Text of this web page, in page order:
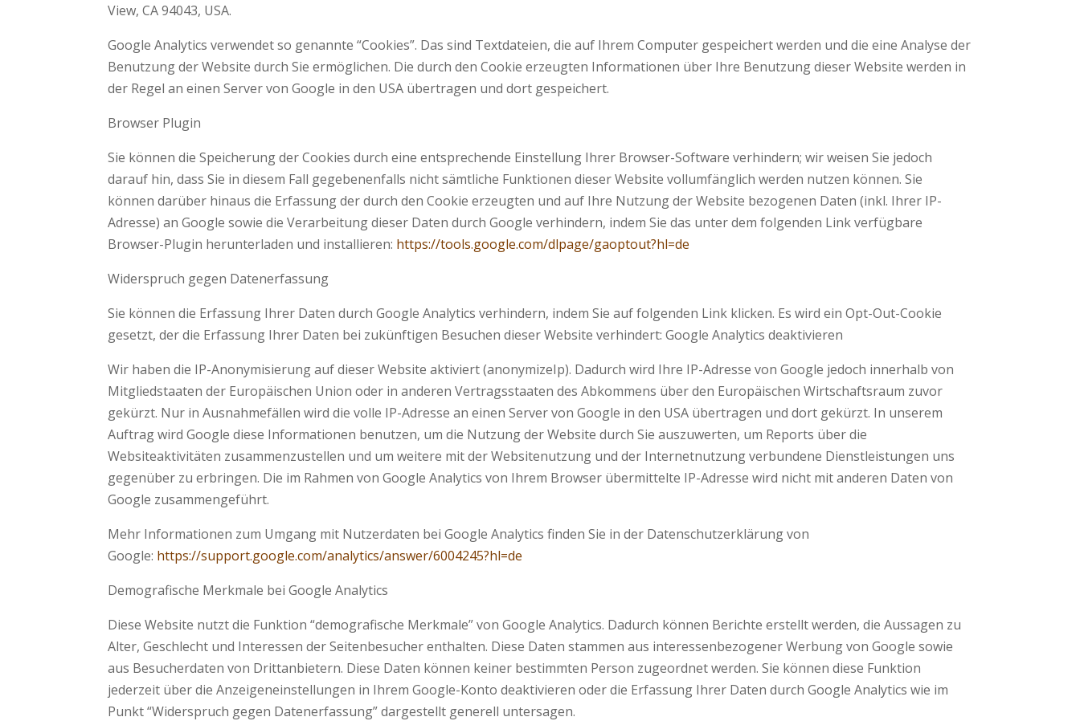
View, CA 94043, USA.
Google Analytics verwendet so genannte “Cookies”. Das sind Textdateien, die auf Ihrem Computer gespeichert werden und die eine Analyse der
Benutzung der Website durch Sie ermöglichen. Die durch den Cookie erzeugten Informationen über Ihre Benutzung dieser Website werden in
der Regel an einen Server von Google in den USA übertragen und dort gespeichert.
Browser Plugin
Sie können die Speicherung der Cookies durch eine entsprechende Einstellung Ihrer Browser-Software verhindern; wir weisen Sie jedoch
darauf hin, dass Sie in diesem Fall gegebenenfalls nicht sämtliche Funktionen dieser Website vollumfänglich werden nutzen können. Sie
können darüber hinaus die Erfassung der durch den Cookie erzeugten und auf Ihre Nutzung der Website bezogenen Daten (inkl. Ihrer IP-
Adresse) an Google sowie die Verarbeitung dieser Daten durch Google verhindern, indem Sie das unter dem folgenden Link verfügbare
Browser-Plugin herunterladen und installieren: https://tools.google.com/dlpage/gaoptout?hl=de
Widerspruch gegen Datenerfassung
Sie können die Erfassung Ihrer Daten durch Google Analytics verhindern, indem Sie auf folgenden Link klicken. Es wird ein Opt-Out-Cookie
gesetzt, der die Erfassung Ihrer Daten bei zukünftigen Besuchen dieser Website verhindert: Google Analytics deaktivieren
Wir haben die IP-Anonymisierung auf dieser Website aktiviert (anonymizeIp). Dadurch wird Ihre IP-Adresse von Google jedoch innerhalb von
Mitgliedstaaten der Europäischen Union oder in anderen Vertragsstaaten des Abkommens über den Europäischen Wirtschaftsraum zuvor
gekürzt. Nur in Ausnahmefällen wird die volle IP-Adresse an einen Server von Google in den USA übertragen und dort gekürzt. In unserem
Auftrag wird Google diese Informationen benutzen, um die Nutzung der Website durch Sie auszuwerten, um Reports über die
Websiteaktivitäten zusammenzustellen und um weitere mit der Websitenutzung und der Internetnutzung verbundene Dienstleistungen uns
gegenüber zu erbringen. Die im Rahmen von Google Analytics von Ihrem Browser übermittelte IP-Adresse wird nicht mit anderen Daten von
Google zusammengeführt.
Mehr Informationen zum Umgang mit Nutzerdaten bei Google Analytics finden Sie in der Datenschutzerklärung von
Google: https://support.google.com/analytics/answer/6004245?hl=de
Demografische Merkmale bei Google Analytics
Diese Website nutzt die Funktion “demografische Merkmale” von Google Analytics. Dadurch können Berichte erstellt werden, die Aussagen zu
Alter, Geschlecht und Interessen der Seitenbesucher enthalten. Diese Daten stammen aus interessenbezogener Werbung von Google sowie
aus Besucherdaten von Drittanbietern. Diese Daten können keiner bestimmten Person zugeordnet werden. Sie können diese Funktion
jederzeit über die Anzeigeneinstellungen in Ihrem Google-Konto deaktivieren oder die Erfassung Ihrer Daten durch Google Analytics wie im
Punkt “Widerspruch gegen Datenerfassung” dargestellt generell untersagen.